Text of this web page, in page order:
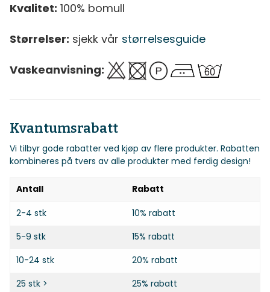
Kvalitet: 100% bomull
Størrelser: sjekk vår størrelsesguide
Vaskeanvisning:
Kvantumsrabatt
Vi tilbyr gode rabatter ved kjøp av flere produkter. Rabatten
kombineres på tvers av alle produkter med ferdig design!
Antall
Rabatt
2-4 stk
10% rabatt
5-9 stk
15% rabatt
10-24 stk
20% rabatt
25 stk >
25% rabatt